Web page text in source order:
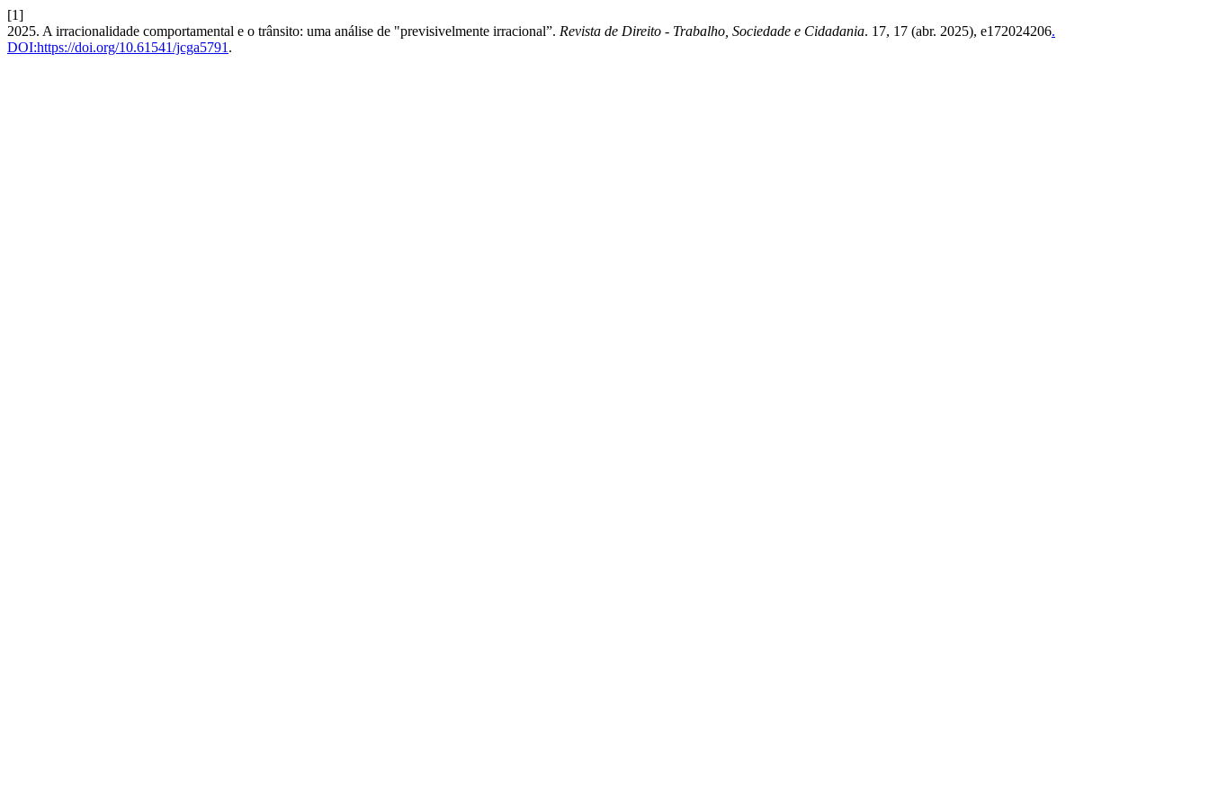
[1]
2025. A irracionalidade comportamental e o trânsito: uma análise de "previsivelmente irracional”. Revista de Direito - Trabalho, Sociedade e Cidadania. 17, 17 (abr. 2025), e172024206.
DOI:https://doi.org/10.61541/jcga5791 .